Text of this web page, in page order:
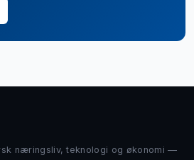
næringsliv, teknologi og økonomi —